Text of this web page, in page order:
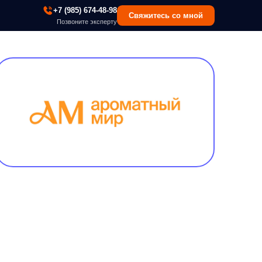
(985) 674-48-98
Свяжитесь со мной